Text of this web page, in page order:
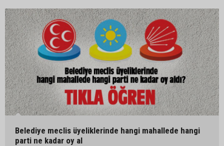
Belediye meclis üyeliklerinde hangi mahallede hangi
parti ne kadar oy al